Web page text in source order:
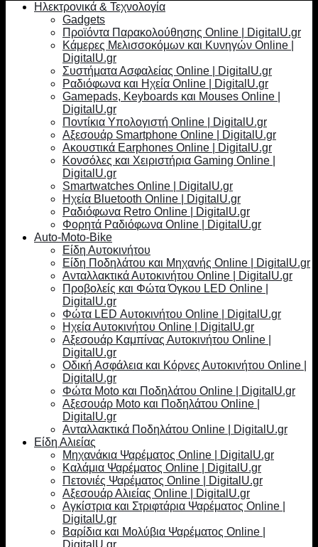
Ηλεκτρονικά & Τεχνολογία
Gadgets
Προϊόντα Παρακολούθησης Online | DigitalU.gr
Κάμερες Μελισσοκόμων και Κυνηγών Online |
DigitalU.gr
Συστήματα Ασφαλείας Online | DigitalU.gr
Ραδιόφωνα και Ηχεία Online | DigitalU.gr
Gamepads, Keyboards και Mouses Online |
DigitalU.gr
Ποντίκια Υπολογιστή Online | DigitalU.gr
Αξεσουάρ Smartphone Online | DigitalU.gr
Ακουστικά Earphones Online | DigitalU.gr
Κονσόλες και Χειριστήρια Gaming Online |
DigitalU.gr
Smartwatches Online | DigitalU.gr
Ηχεία Bluetooth Online | DigitalU.gr
Ραδιόφωνα Retro Online | DigitalU.gr
Φορητά Ραδιόφωνα Online | DigitalU.gr
Auto-Moto-Bike
Είδη Αυτοκινήτου
Είδη Ποδηλάτου και Μηχανής Online | DigitalU.gr
Ανταλλακτικά Αυτοκινήτου Online | DigitalU.gr
Προβολείς και Φώτα Όγκου LED Online |
DigitalU.gr
Φώτα LED Αυτοκινήτου Online | DigitalU.gr
Ηχεία Αυτοκινήτου Online | DigitalU.gr
Αξεσουάρ Καμπίνας Αυτοκινήτου Online |
DigitalU.gr
Οδική Ασφάλεια και Κόρνες Αυτοκινήτου Online |
DigitalU.gr
Φώτα Moto και Ποδηλάτου Online | DigitalU.gr
Αξεσουάρ Moto και Ποδηλάτου Online |
DigitalU.gr
Ανταλλακτικά Ποδηλάτου Online | DigitalU.gr
Είδη Αλιείας
Μηχανάκια Ψαρέματος Online | DigitalU.gr
Καλάμια Ψαρέματος Online | DigitalU.gr
Πετονιές Ψαρέματος Online | DigitalU.gr
Αξεσουάρ Αλιείας Online | DigitalU.gr
Αγκίστρια και Στριφτάρια Ψαρέματος Online |
DigitalU.gr
Βαρίδια και Μολύβια Ψαρέματος Online |